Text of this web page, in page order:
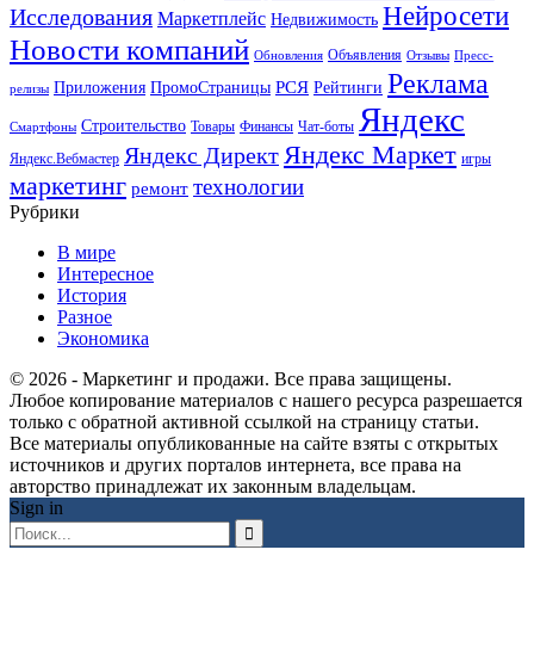
Исследования Маркетплейс Недвижимость Нейросети
Новости компаний Обновления Объявления Отзывы Пресс-
релизы Приложения ПромоСтраницы РСЯ Рейтинги Реклама
Смартфоны Строительство Товары Финансы Чат-боты Яндекс
Яндекс.Вебмастер Яндекс Директ Яндекс Маркет игры
маркетинг ремонт технологии
Рубрики
В мире
Интересное
История
Разное
Экономика
© 2026 - Маркетинг и продажи. Все права защищены.
Любое копирование материалов с нашего ресурса разрешается
только с обратной активной ссылкой на страницу статьи.
Все материалы опубликованные на сайте взяты с открытых
источников и других порталов интернета, все права на
авторство принадлежат их законным владельцам.
Sign in